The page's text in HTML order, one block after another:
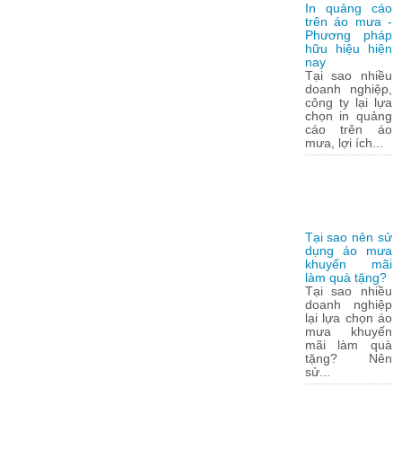
In quảng cáo
trên áo mưa -
Phương pháp
hữu hiệu hiện
nay
Tại sao nhiều
doanh nghiệp,
công ty lại lựa
chọn in quảng
cáo trên áo
mưa, lợi ích...
Tại sao nên sử
dụng áo mưa
khuyến mãi
làm quà tặng?
Tại sao nhiều
doanh nghiệp
lại lựa chọn áo
mưa khuyến
mãi làm quà
tặng? Nên
sử...